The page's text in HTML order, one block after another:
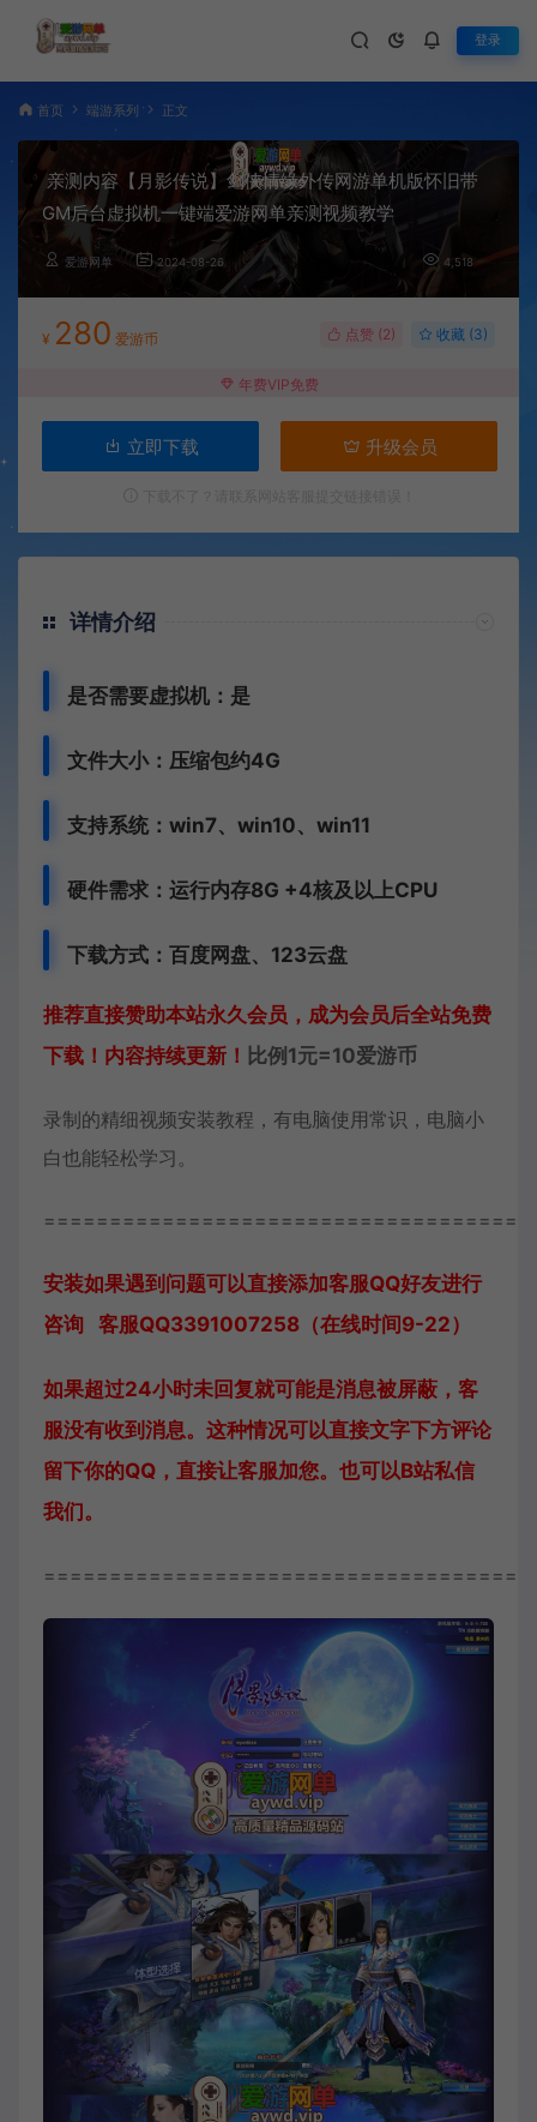
登录
首页 端游系列 正文
亲测内容【月影传说】剑侠情缘外传网游单机版怀旧带
GM后台虚拟机一键端爱游网单亲测视频教学
爱游网单 2024-08-26 4,518
¥ 280 爱游币 点赞 (2) 收藏 (3)
年费VIP免费
立即下载 升级会员
详情介绍
是否需要虚拟机：是
文件大小：压缩包约4G
支持系统： win7、 win10、win11
硬件需求：运行内存8G +4核及以上CPU
下载方式：百度网盘、123云盘
推荐直接赞助本站永久会员，成为会员后全站免费
下载！内容持续更新！ 比例1元=10爱游币
录制的精细视频安装教程，有电脑使用常识，电脑小
白也能轻松学习。
安装如果遇到问题可以直接添加客服QQ好友进行
咨询 客服QQ3391007258（在线时间9-22）
如果超过24小时未回复就可能是消息被屏蔽，客
服没有收到消息。这种情况可以直接文字下方评论
留下你的QQ，直接让客服加您。也可以B站私信
我们。